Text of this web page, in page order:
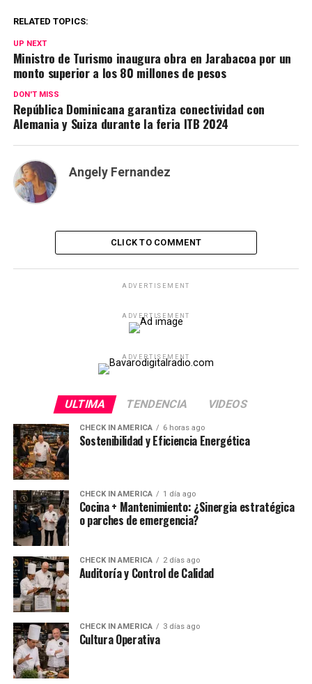
RELATED TOPICS:
UP NEXT
Ministro de Turismo inaugura obra en Jarabacoa por un
monto superior a los 80 millones de pesos
DON'T MISS
República Dominicana garantiza conectividad con
Alemania y Suiza durante la feria ITB 2024
Angely Fernandez
CLICK TO COMMENT
ADVERTISEMENT
ADVERTISEMENT
ADVERTISEMENT
ULTIMA TENDENCIA VIDEOS
CHECK IN AMERICA 6 horas ago
Sostenibilidad y Eficiencia Energética
CHECK IN AMERICA 1 día ago
Cocina + Mantenimiento: ¿Sinergia estratégica
o parches de emergencia?
CHECK IN AMERICA 2 días ago
Auditoría y Control de Calidad
CHECK IN AMERICA 3 días ago
Cultura Operativa